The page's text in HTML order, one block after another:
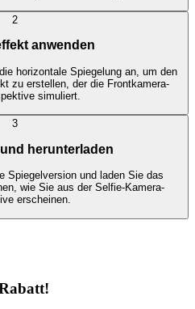
2
anwenden
horizontale Spiegelung an, um den
zu erstellen, der die Frontkamera-
simuliert.
3
herunterladen
Spiegelversion und laden Sie das
wie Sie aus der Selfie-Kamera-
erscheinen.